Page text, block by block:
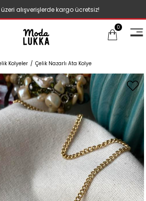
alışverişlerde kargo ücretsiz!
0
Kolyeler Çelik Nazarlı Ata Kolye